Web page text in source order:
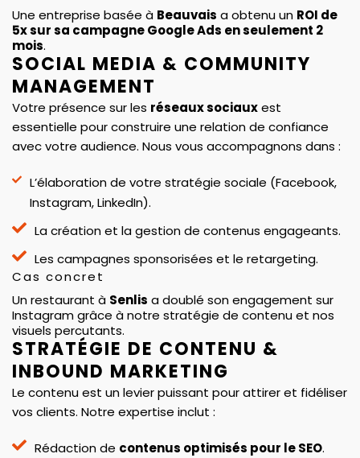
Une entreprise basée à Beauvais a obtenu un ROI de
5x sur sa campagne Google Ads en seulement 2
mois.
SOCIAL MEDIA & COMMUNITY
MANAGEMENT
Votre présence sur les réseaux sociauxest
essentielle pour construire une relation de confiance
avec votre audience. Nous vous accompagnons dans :
L’élaboration de votre stratégie sociale (Facebook,
Instagram, LinkedIn).
La création et la gestion de contenus engageants.
Les campagnes sponsorisées et le retargeting.
Cas concret
Un restaurant à Senlis a doublé son engagement sur
Instagram grâce à notre stratégie de contenu et nos
visuels percutants.
STRATÉGIE DE CONTENU &
INBOUND MARKETING
Le contenu est un levier puissant pour attirer et fidéliser
vos clients. Notre expertise inclut :
Rédaction de contenus optimisés pour le SEO.